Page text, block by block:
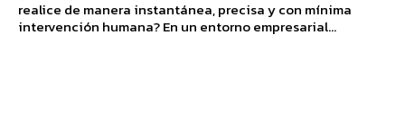
realice de manera instantánea, precisa y con mínima
intervención humana? En un entorno empresarial...